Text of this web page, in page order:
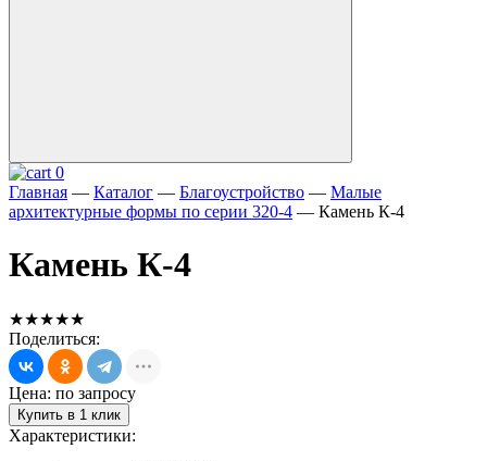
0
Главная — Каталог — Благоустройство — Малые
архитектурные формы по серии 320-4 — Камень К-4
Камень К-4
★★★★★
Поделиться:
Цена: по запросу
Купить в 1 клик
Характеристики: